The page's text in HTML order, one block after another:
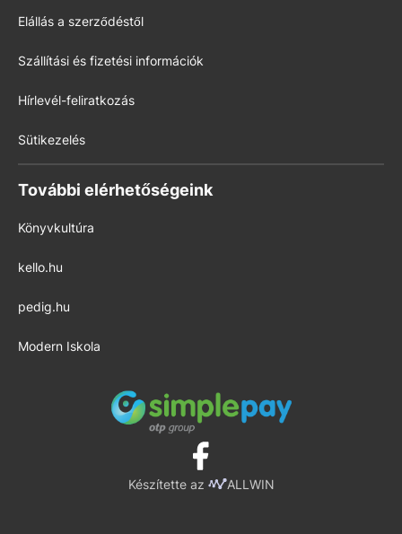
Elállás a szerződéstől
Szállítási és fizetési információk
Hírlevél-feliratkozás
Sütikezelés
További elérhetőségeink
Könyvkultúra
kello.hu
pedig.hu
Modern Iskola
Készítette az ALLWIN